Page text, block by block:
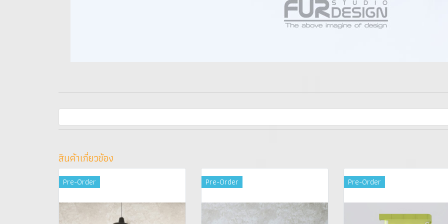
สินค้าเกี่ยวข้อง
Pre-Order Pre-Order Pre-Order